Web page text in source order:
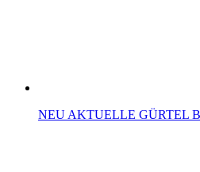
NEU AKTUELLE GÜRTEL